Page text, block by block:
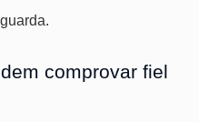
comprovar fiel